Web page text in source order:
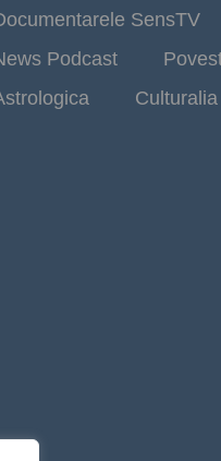
SensTV
Podcast
Culturalia